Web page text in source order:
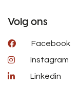
Volg ons
Facebook
Instagram
Linkedin